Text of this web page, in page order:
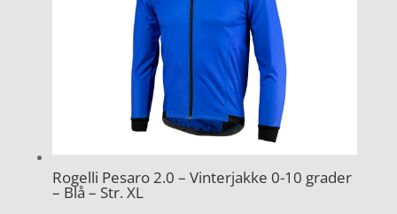
Rogelli Pesaro 2.0 – Vinterjakke 0-10 grader
– Blå – Str. XL